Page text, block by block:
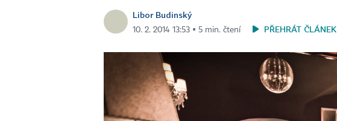
Libor Budinský
10. 2. 2014 13:53 ▪ 5 min. čtení PŘEHRÁT ČLÁNEK